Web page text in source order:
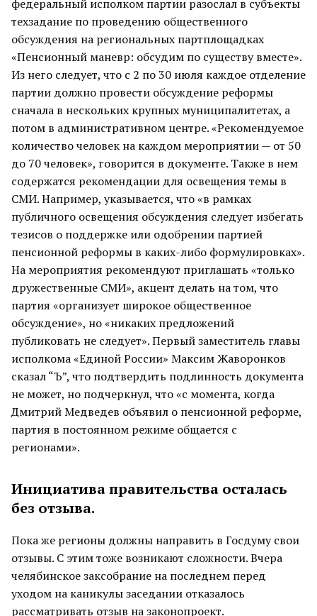
федеральный исполком партии разослал в субъекты
техзадание по проведению общественного
обсуждения на региональных партплощадках
«Пенсионный маневр: обсудим по существу вместе».
Из него следует, что с 2 по 30 июля каждое отделение
партии должно провести обсуждение реформы
сначала в нескольких крупных муниципалитетах, а
потом в административном центре. «Рекомендуемое
количество человек на каждом мероприятии — от 50
до 70 человек», говорится в документе. Также в нем
содержатся рекомендации для освещения темы в
СМИ. Например, указывается, что «в рамках
публичного освещения обсуждения следует избегать
тезисов о поддержке или одобрении партией
пенсионной реформы в каких-либо формулировках».
На мероприятия рекомендуют приглашать «только
дружественные СМИ», акцент делать на том, что
партия «организует широкое общественное
обсуждение», но «никаких предложений
публиковать не следует». Первый заместитель главы
исполкома «Единой России» Максим Жаворонков
сказал “Ъ”, что подтвердить подлинность документа
не может, но подчеркнул, что «с момента, когда
Дмитрий Медведев объявил о пенсионной реформе,
партия в постоянном режиме общается с
регионами».
Инициатива правительства осталась
без отзыва.
Пока же регионы должны направить в Госдуму свои
отзывы. С этим тоже возникают сложности. Вчера
челябинское заксобрание на последнем перед
уходом на каникулы заседании отказалось
рассматривать отзыв на законопроект.